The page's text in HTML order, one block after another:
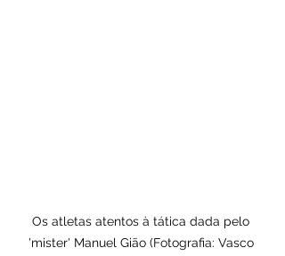
Os atletas atentos à tática dada pelo
'mister' Manuel Gião (Fotografia: Vasco